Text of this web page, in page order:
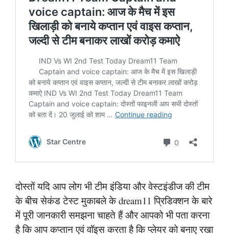
दोस्तों यदि आप लोग भी टीम इंडिया और वेस्टइंडीज की टीम
के बीच सेकंड टेस्ट मुकाबले के dream11 प्रिडिक्शन के बारे
में पूरी जानकारी समझना चाहते हैं और आपको भी पता करना
है कि आप कप्तान एवं वॉइस करता है कि प्लेयर को बनाए रखा